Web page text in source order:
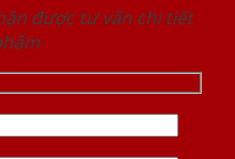
được tư vấn chi tiết